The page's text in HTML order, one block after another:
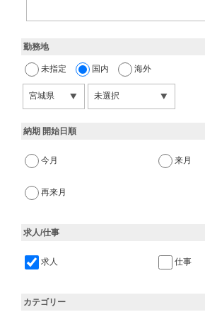
勤務地
未指定 国内 海外
納期 開始日順
今月 来月
再来月
求人/仕事
求人 仕事
カテゴリー